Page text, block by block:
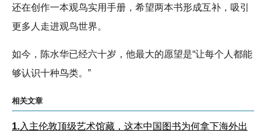
还在创作一本观鸟实用手册，希望两本书形成互补，吸引
更多人走进观鸟世界。
如今，陈水华已经六十岁，他最大的愿望是“让每个人都能
够认识十种鸟类。”
相关文章
1.入主伦敦顶级艺术馆藏，这本中国图书为何拿下海外出